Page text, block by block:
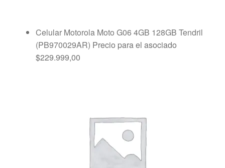
Celular Motorola Moto G06 4GB 128GB Tendril
(PB970029AR) Precio para el asociado
$229.999,00